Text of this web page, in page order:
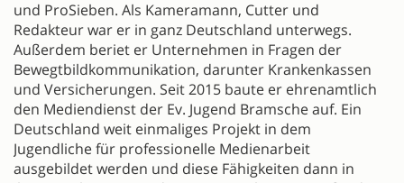
und ProSieben. Als Kameramann, Cutter und
Redakteur war er in ganz Deutschland unterwegs.
Außerdem beriet er Unternehmen in Fragen der
Bewegtbildkommunikation, darunter Krankenkassen
und Versicherungen. Seit 2015 baute er ehrenamtlich
den Mediendienst der Ev. Jugend Bramsche auf. Ein
Deutschland weit einmaliges Projekt in dem
Jugendliche für professionelle Medienarbeit
ausgebildet werden und diese Fähigkeiten dann in